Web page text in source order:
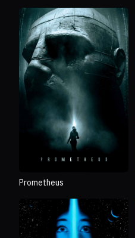
Prometheus